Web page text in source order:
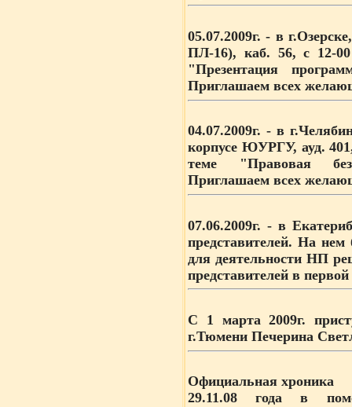
05.07.2009г. - в
ПЛ-16), каб. 56, с 12-00
"Презентация
Приглашаем всех
04.07.2009г. - в
корпусе ЮУРГУ, ауд.
теме "Правовая
Приглашаем всех
07.06.2009г. - в
представителей. На
для деятельности НП
представителей в
С 1 марта 2009г.
г.Тюмени Печерина
Официальная хроника
29.11.08 года в